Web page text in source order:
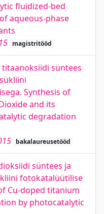
fluidized-bed
aqueous-phase
magistritööd
süntees
Synthesis of
and its
degradation
bakalaureusetööd
süntees ja
fotokatalüütilise
Cu-doped titanium
by photocatalytic